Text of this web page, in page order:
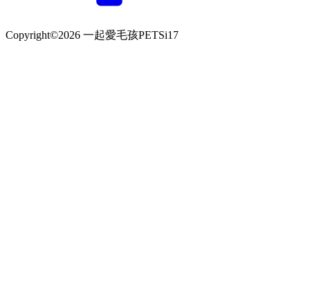
Copyright©2026 一起愛毛孩PETSi17